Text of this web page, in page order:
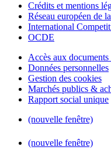
Crédits et mentions
Réseau européen de
International
OCDE
Accès aux
Données personnelles
Gestion des cookies
Marchés publics &
Rapport social unique
(nouvelle fenêtre)
(nouvelle fenêtre)